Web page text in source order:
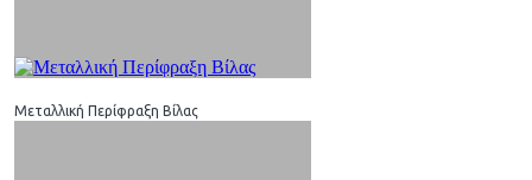
Μεταλλική Περίφραξη Βίλας